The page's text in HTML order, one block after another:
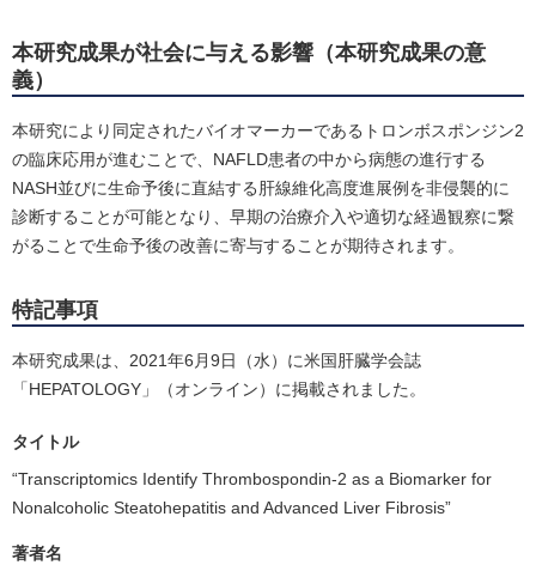
本研究成果が社会に与える影響（本研究成果の意
義）
本研究により同定されたバイオマーカーであるトロンボスポンジン2
の臨床応用が進むことで、NAFLD患者の中から病態の進行する
NASH並びに生命予後に直結する肝線維化高度進展例を非侵襲的に
診断することが可能となり、早期の治療介入や適切な経過観察に繋
がることで生命予後の改善に寄与することが期待されます。
特記事項
本研究成果は、2021年6月9日（水）に米国肝臓学会誌
「HEPATOLOGY」（オンライン）に掲載されました。
タイトル
“Transcriptomics Identify Thrombospondin-2 as a Biomarker for
Nonalcoholic Steatohepatitis and Advanced Liver Fibrosis”
著者名